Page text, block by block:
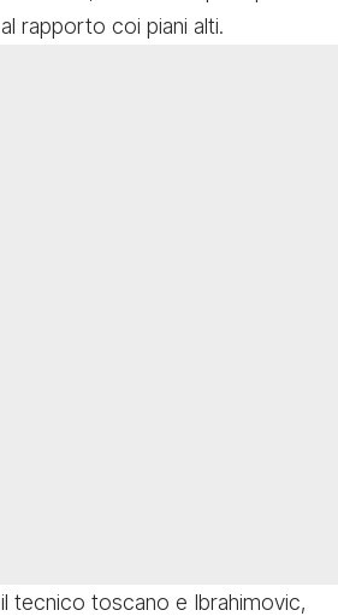
rapporto coi piani alti.
tecnico toscano e Ibrahimovic,